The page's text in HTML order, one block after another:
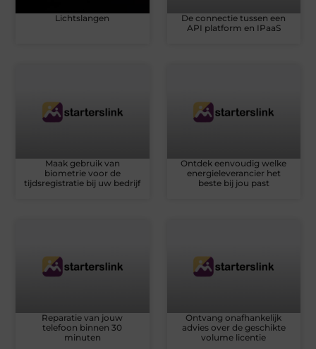
Lichtslangen
De connectie tussen een
API platform en IPaaS
Maak gebruik van
biometrie voor de
tijdsregistratie bij uw bedrijf
Ontdek eenvoudig welke
energieleverancier het
beste bij jou past
Reparatie van jouw
telefoon binnen 30
minuten
Ontvang onafhankelijk
advies over de geschikte
volume licentie